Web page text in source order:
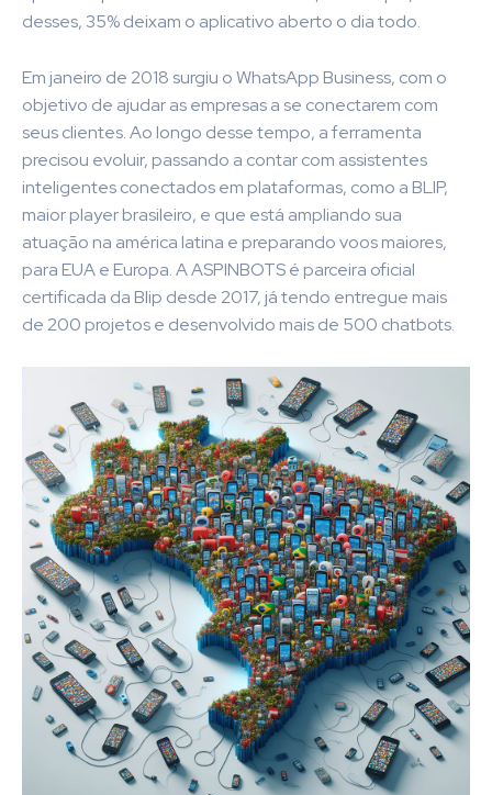
desses, 35% deixam o aplicativo aberto o dia todo.
Em janeiro de 2018 surgiu o WhatsApp Business, com o
objetivo de ajudar as empresas a se conectarem com
seus clientes. Ao longo desse tempo, a ferramenta
precisou evoluir, passando a contar com assistentes
inteligentes conectados em plataformas, como a BLIP,
maior player brasileiro, e que está ampliando sua
atuação na américa latina e preparando voos maiores,
para EUA e Europa. A ASPINBOTS é parceira oficial
certificada da Blip desde 2017, já tendo entregue mais
de 200 projetos e desenvolvido mais de 500 chatbots.